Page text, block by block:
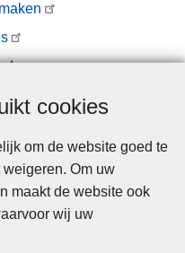
cookies
om de website goed te
Om uw
maakt de website ook
wij uw